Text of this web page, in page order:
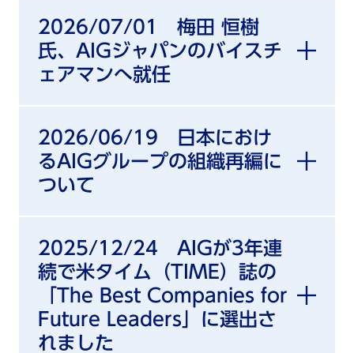
2026/07/01 梅田 恒樹
氏、AIGジャパンのバイスチ
ェアマンへ就任
2026/06/19 日本におけ
るAIGグループの組織再編に
ついて
2025/12/24 AIGが3年連
続で米タイム（TIME）誌の
「The Best Companies for
Future Leaders」に選出さ
れました